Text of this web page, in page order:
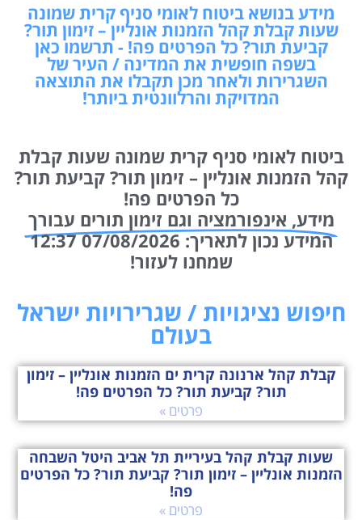
מידע בנושא ביטוח לאומי סניף קרית שמונה
שעות קבלת קהל הזמנות אונליין – זימון תור?
קביעת תור? כל הפרטים פה! - תרשמו כאן
בשפה חופשית את המדינה / העיר של
השגרירות ולאחר מכן תקבלו את התוצאה
המדויקת והרלוונטית ביותר!
ביטוח לאומי סניף קרית שמונה שעות קבלת
קהל הזמנות אונליין – זימון תור? קביעת תור?
כל הפרטים פה!
מידע, אינפורמציה וגם זימון תורים עבורך
המידע נכון לתאריך: 07/08/2026 12:37
שמחנו לעזור!
חיפוש נציגויות / שגרירויות ישראל
בעולם
קבלת קהל ארנונה קרית ים הזמנות אונליין – זימון
תור? קביעת תור? כל הפרטים פה!
פרטים »
שעות קבלת קהל בעיריית תל אביב היטל השבחה
הזמנות אונליין – זימון תור? קביעת תור? כל הפרטים
פה!
פרטים »